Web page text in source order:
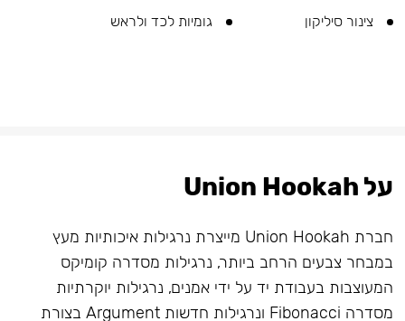
צינור סיליקון
גומיות לכד ולראש
על Union Hookah
חברת Union Hookah מייצרת נרגילות איכותיות מעץ
במבחר צבעים הרחב ביותר, נרגילות מסדרה קומיקס
המעוצבות בעבודת יד על ידי אמנים, נרגילות יוקרתיות
מסדרה Fibonacci ונרגילות חדשות Argument בצורת